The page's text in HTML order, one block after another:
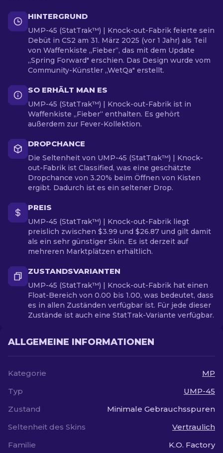
HINTERGRUND
UMP-45 (StatTrak™) | Knock-out-Fabrik feierte sein
Debüt in CS2 am 31. März 2025 (vor 1 Jahr) als Teil
von Waffenkiste „Fieber“, das mit dem Update
„Spring Forward" erschien. Das Design wurde vom
Community-Künstler „WetQa" erstellt.
SO ERHÄLT MAN ES
UMP-45 (StatTrak™) | Knock-out-Fabrik ist in
Waffenkiste „Fieber“ enthalten. Es gehört
außerdem zur Fever-Kollektion.
DROPCHANCE
Die Seltenheit von UMP-45 (StatTrak™) | Knock-
out-Fabrik ist Classified, was eine geschätzte
Dropchance von 3.20% beim Öffnen von Kisten
ergibt. Dadurch ist es ein seltener Drop.
PREIS
UMP-45 (StatTrak™) | Knock-out-Fabrik liegt
preislich zwischen $3.99 und $26.87 und gilt damit
als ein sehr günstiger Skin. Es ist derzeit auf
mehreren Marktplätzen erhältlich.
ZUSTANDSVARIANTEN
UMP-45 (StatTrak™) | Knock-out-Fabrik hat einen
Float-Bereich von 0.00 bis 1.00, was bedeutet, dass
es in allen Zuständen verfügbar ist. Für jede dieser
Zustände ist auch eine StatTrak-Variante verfügbar.
ALLGEMEINE INFORMATIONEN
Kategorie
MP
Typ
UMP-45
Zustand
Minimale Gebrauchsspuren
Seltenheit des Skins
Vertraulich
Familie
K.O. Factory